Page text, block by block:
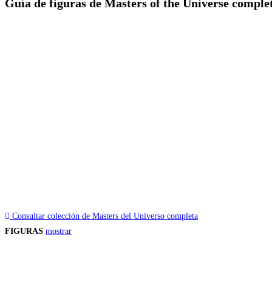
Guía de figuras de Masters of the Universe
Consultar colección de Masters del Universo completa
FIGURAS mostrar